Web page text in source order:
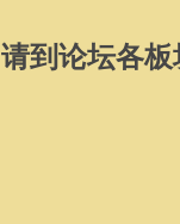
请到论坛各